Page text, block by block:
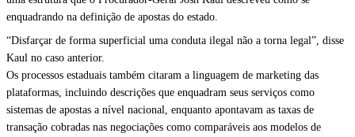
enquadrando na definição de apostas do estado.
“Disfarçar de forma superficial uma conduta ilegal não a torna legal”, disse
Kaul no caso anterior.
Os processos estaduais também citaram a linguagem de marketing das
plataformas, incluindo descrições que enquadram seus serviços como
sistemas de apostas a nível nacional, enquanto apontavam as taxas de
transação cobradas nas negociações como comparáveis aos modelos de